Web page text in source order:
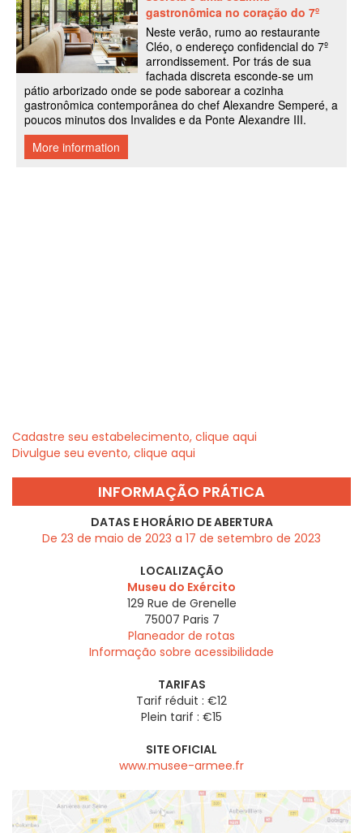
Cadastre seu estabelecimento, clique aqui
Divulgue seu evento, clique aqui
INFORMAÇÃO PRÁTICA
DATAS E HORÁRIO DE ABERTURA
De 23 de maio de 2023 a 17 de setembro de 2023
LOCALIZAÇÃO
Museu do Exército
129 Rue de Grenelle
75007 Paris 7
Planeador de rotas
Informação sobre acessibilidade
TARIFAS
Tarif réduit : €12
Plein tarif : €15
SITE OFICIAL
www.musee-armee.fr